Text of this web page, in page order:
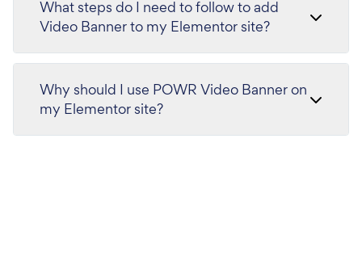
What steps do I need to follow to add
Video Banner to my Elementor site?
Why should I use POWR Video Banner on
my Elementor site?